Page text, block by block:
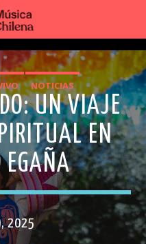
NOTICIAS
UN VIAJE
EN
EGAÑA
2025